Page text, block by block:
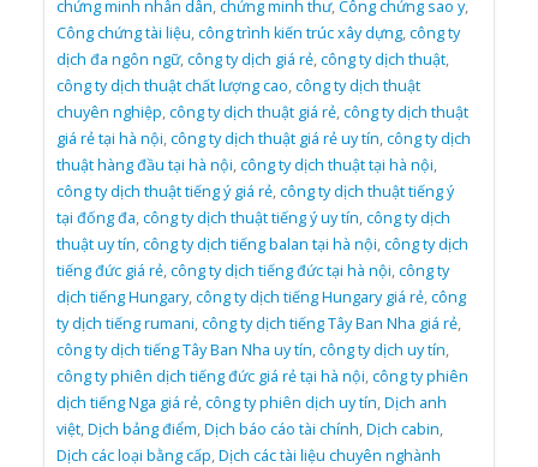
chứng minh nhân dân,chứng minh thư,Công chứng sao y,
Công chứng tài liệu,công trình kiến trúc xây dựng,công ty
dịch đa ngôn ngữ,công ty dịch giá rẻ,công ty dịch thuật,
công ty dịch thuật chất lượng cao,công ty dịch thuật
chuyên nghiệp,công ty dịch thuật giá rẻ,công ty dịch thuật
giá rẻ tại hà nội,công ty dịch thuật giá rẻ uy tín,công ty dịch
thuật hàng đầu tại hà nội,công ty dịch thuật tại hà nội,
công ty dịch thuật tiếng ý giá rẻ,công ty dịch thuật tiếng ý
tại đống đa,công ty dịch thuật tiếng ý uy tín,công ty dịch
thuật uy tín,công ty dịch tiếng balan tại hà nội,công ty dịch
tiếng đức giá rẻ,công ty dịch tiếng đức tại hà nội,công ty
dịch tiếng Hungary,công ty dịch tiếng Hungary giá rẻ,công
ty dịch tiếng rumani,công ty dịch tiếng Tây Ban Nha giá rẻ,
công ty dịch tiếng Tây Ban Nha uy tín,công ty dịch uy tín,
công ty phiên dịch tiếng đức giá rẻ tại hà nội,công ty phiên
dịch tiếng Nga giá rẻ,công ty phiên dịch uy tín,Dịch anh
việt,Dịch bảng điểm,Dịch báo cáo tài chính,Dịch cabin,
Dịch các loại bằng cấp,Dịch các tài liệu chuyên nghành